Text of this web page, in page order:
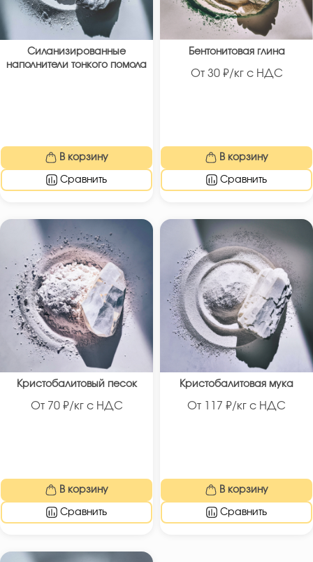
Силанизированные
наполнители тонкого помола
В корзину
Сравнить
Бентонитовая глина
От 30 ₽/кг с НДС
В корзину
Сравнить
Кристобалитовый песок
От 70 ₽/кг с НДС
В корзину
Сравнить
Кристобалитовая мука
От 117 ₽/кг с НДС
В корзину
Сравнить